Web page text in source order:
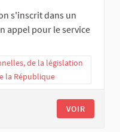
s'inscrit dans un
appel pour le service
de la législation
la République
VOIR